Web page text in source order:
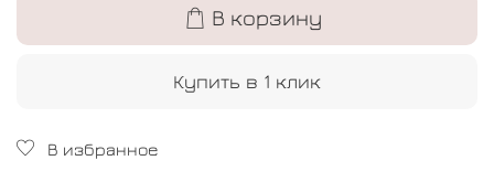
В корзину
Купить в 1 клик
В избранное